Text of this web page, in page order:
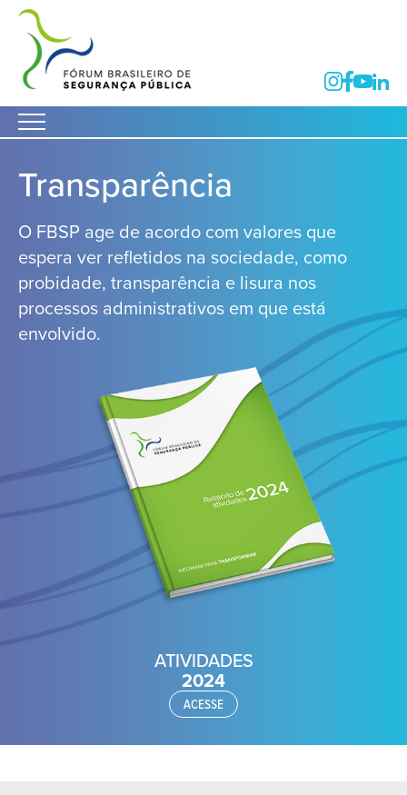
Transparência
O FBSP age de acordo com valores que
espera ver refletidos na sociedade, como
probidade, transparência e lisura nos
processos administrativos em que está
envolvido.
ATIVIDADES
2024
ACESSE